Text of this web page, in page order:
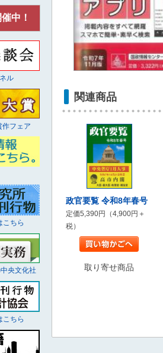
関連商品
政官要覧 令和8年春号
定価5,390円（4,900円＋
税）
取り寄せ商品
中！
ル
作フェア
こちら
央文化社
こちら